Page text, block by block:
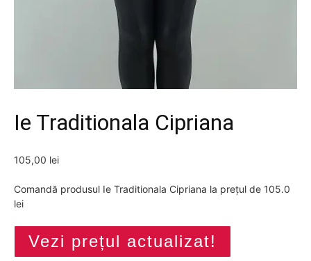
Ie Traditionala Cipriana
105,00 lei
Comandă produsul Ie Traditionala Cipriana la prețul de 105.0
lei
Vezi prețul actualizat!